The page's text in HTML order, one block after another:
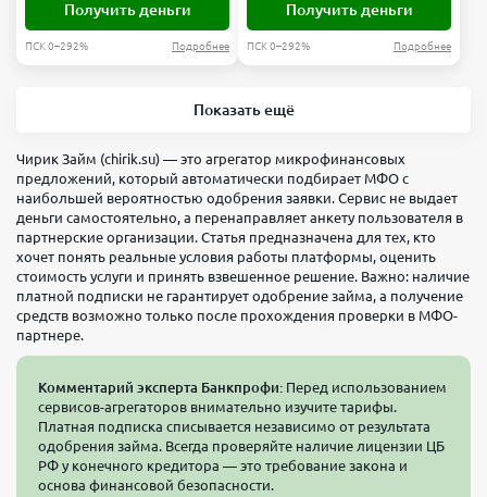
Получить деньги
ПСК 0–292% Подробнее
Получить деньги
ПСК 0–292% Подробнее
Показать ещё
Чирик Займ (chirik.su) — это агрегатор микрофинансовых
предложений, который автоматически подбирает МФО с
наибольшей вероятностью одобрения заявки. Сервис не выдает
деньги самостоятельно, а перенаправляет анкету пользователя в
партнерские организации. Статья предназначена для тех, кто
хочет понять реальные условия работы платформы, оценить
стоимость услуги и принять взвешенное решение. Важно: наличие
платной подписки не гарантирует одобрение займа, а получение
средств возможно только после прохождения проверки в МФО-
партнере.
Комментарий эксперта Банкпрофи: Перед использованием
сервисов-агрегаторов внимательно изучите тарифы.
Платная подписка списывается независимо от результата
одобрения займа. Всегда проверяйте наличие лицензии ЦБ
РФ у конечного кредитора — это требование закона и
основа финансовой безопасности.